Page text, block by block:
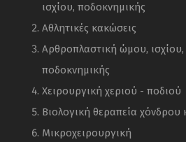
ισχίου, ποδοκνημικής
Αθλητικές κακώσεις
Αρθροπλαστική ώμου, ισχίου,
ποδοκνημικής
Χειρουργική χεριού - ποδιού
Βιολογική θεραπεία χόνδρου
Μικροχειρουργική